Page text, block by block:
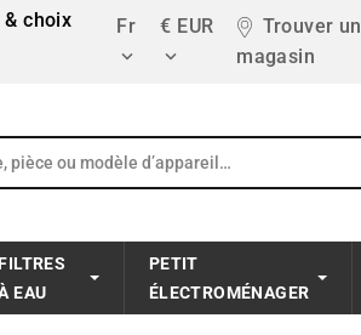
choix
Fr

€ EUR

Trouver un
magasin
FILTRES
EAU
PETIT
ÉLECTROMÉNAGER